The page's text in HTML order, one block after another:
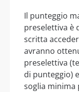
Il punteggio
preselettiva è
scritta
avranno
preselettiva
di punteggio)
soglia minima